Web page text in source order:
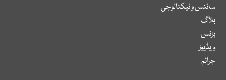
سائنس و ٹیکنالوجی
بلاگ
بزنس
ویڈیوز
جرائم